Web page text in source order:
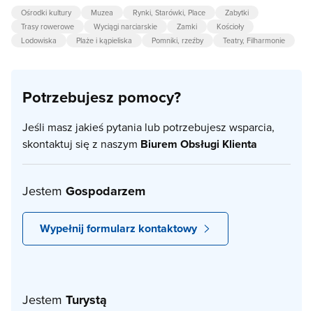
Ośrodki kultury Muzea Rynki, Starówki, Place
Zabytki
Trasy rowerowe
Wyciągi narciarskie Zamki
Kościoły
Lodowiska
Plaże i kąpieliska Pomniki, rzeźby Teatry, Filharmonie
Potrzebujesz pomocy?
Jeśli masz jakieś pytania lub potrzebujesz wsparcia,
skontaktuj się z naszym Biurem Obsługi Klienta
Jestem Gospodarzem
Wypełnij formularz kontaktowy
Jestem Turystą